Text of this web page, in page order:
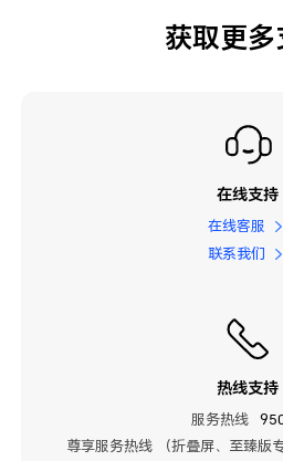
获取更多
在线支持
在线客服
联系我们
热线支持
服务热线
尊享服务热线 （折叠屏、至臻版专